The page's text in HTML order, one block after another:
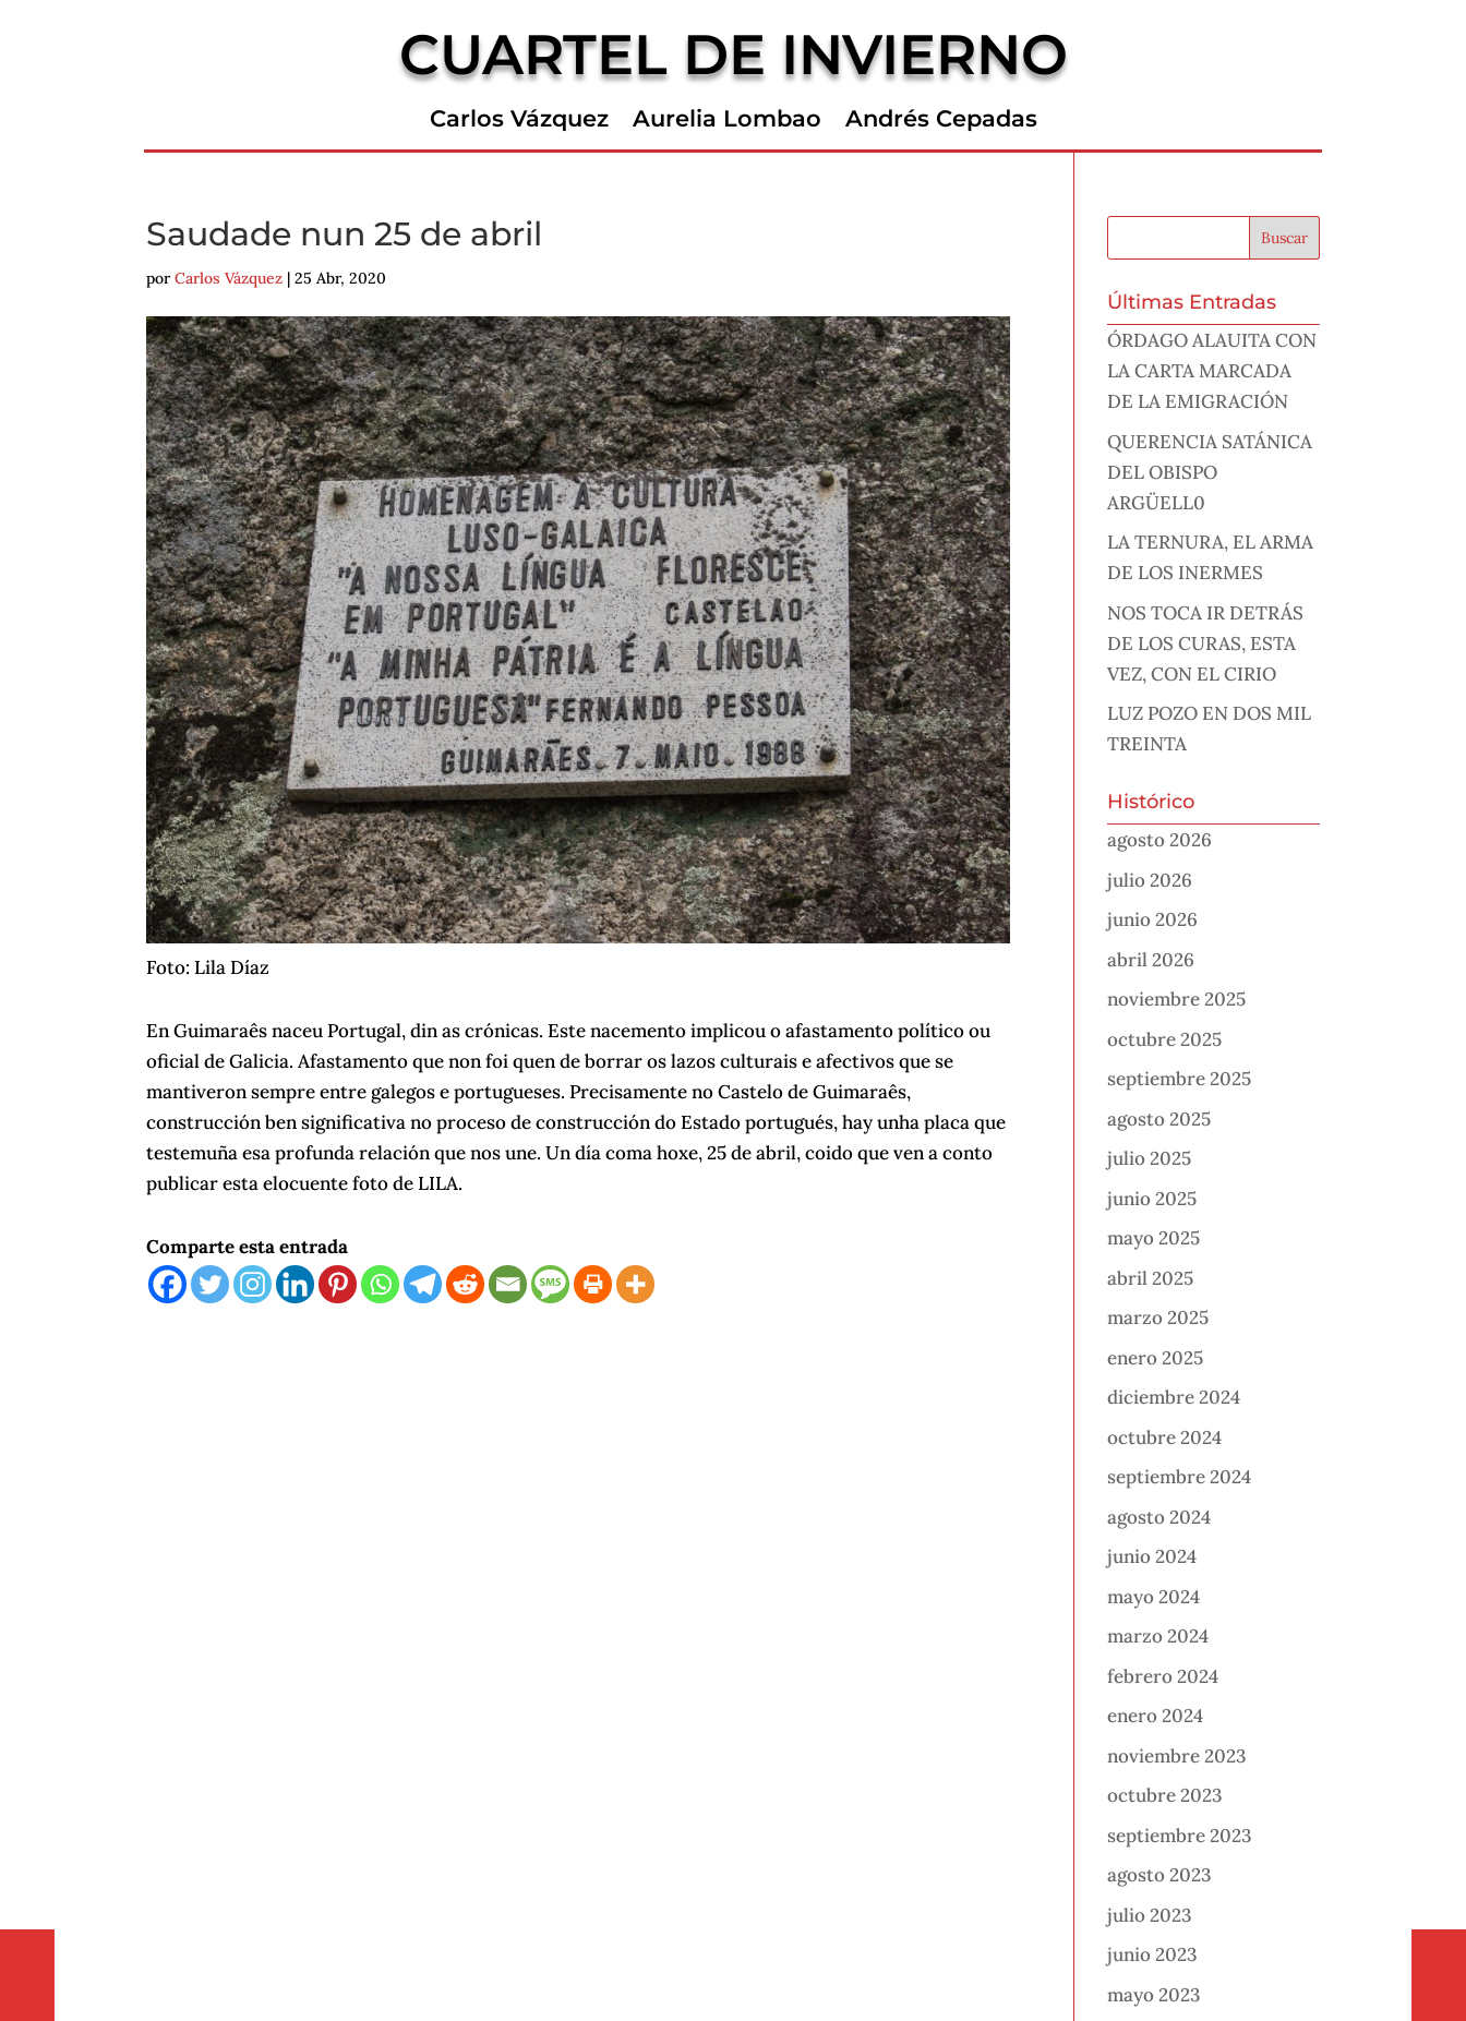
CUARTEL DE INVIERNO
Carlos Vázquez Aurelia Lombao Andrés Cepadas
Saudade nun 25 de abril
porCarlos Vázquez |25 Abr, 2020
Foto: Lila Díaz
En Guimaraês naceu Portugal, din as crónicas. Este nacemento implicou o afastamento político ou
oficial de Galicia. Afastamento que non foi quen de borrar os lazos culturais e afectivos que se
mantiveron sempre entre galegos e portugueses. Precisamente no Castelo de Guimaraês,
construcción ben significativa no proceso de construcción do Estado portugués, hay unha placa que
testemuña esa profunda relación que nos une. Un día coma hoxe, 25 de abril, coido que ven a conto
publicar esta elocuente foto de LILA.
Comparte esta entrada
Últimas Entradas
ÓRDAGO ALAUITA CON
LA CARTA MARCADA
DE LA EMIGRACIÓN
QUERENCIA SATÁNICA
DEL OBISPO
ARGÜELL0
LA TERNURA, EL ARMA
DE LOS INERMES
NOS TOCA IR DETRÁS
DE LOS CURAS, ESTA
VEZ, CON EL CIRIO
LUZ POZO EN DOS MIL
TREINTA
Histórico
agosto 2026
julio 2026
junio 2026
abril 2026
noviembre 2025
octubre 2025
septiembre 2025
agosto 2025
julio 2025
junio 2025
mayo 2025
abril 2025
marzo 2025
enero 2025
diciembre 2024
octubre 2024
septiembre 2024
agosto 2024
junio 2024
mayo 2024
marzo 2024
febrero 2024
enero 2024
noviembre 2023
octubre 2023
septiembre 2023
agosto 2023
julio 2023
junio 2023
mayo 2023